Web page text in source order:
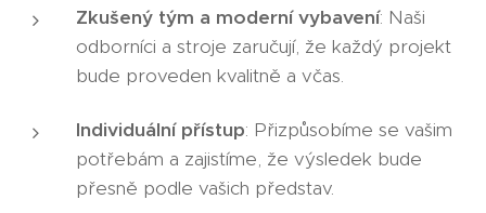
Zkušený tým a moderní vybavení: Naši
odborníci a stroje zaručují, že každý projekt
bude proveden kvalitně a včas.
Individuální přístup: Přizpůsobíme se vašim
potřebám a zajistíme, že výsledek bude
přesně podle vašich představ.